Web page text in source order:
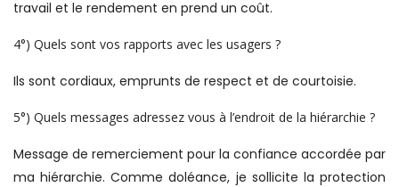
travail et le rendement en prend un coût.
4°) Quels sont vos rapports avec les usagers ?
Ils sont cordiaux, emprunts de respect et de courtoisie.
5°) Quels messages adressez vous à l’endroit de la hiérarchie ?
Message de remerciement pour la confiance accordée par
ma hiérarchie. Comme doléance, je sollicite la protection